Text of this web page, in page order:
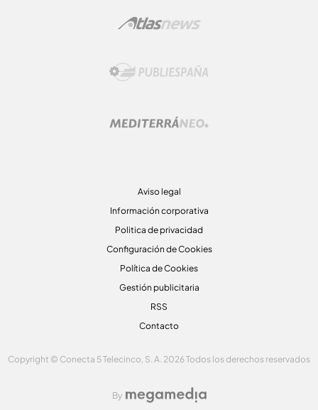
Aviso legal
Información corporativa
Politica de privacidad
Configuración de Cookies
Política de Cookies
Gestión publicitaria
RSS
Contacto
Copyright © Conecta 5 Telecinco, S. A. 2026 Todos los derechos reservados
By